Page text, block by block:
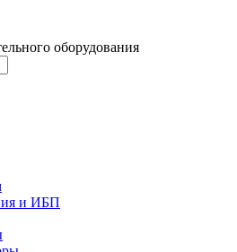
оборудования
и ИБП